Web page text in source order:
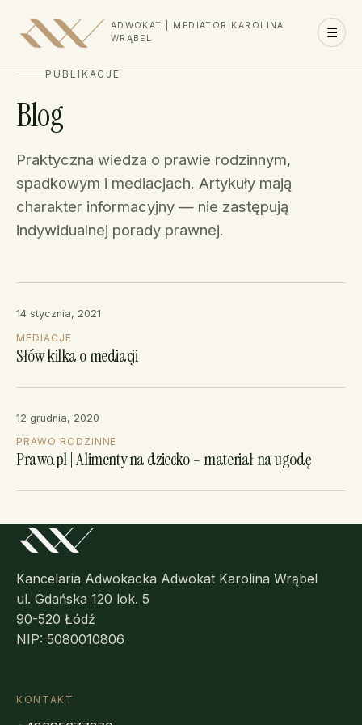
ADWOKAT | MEDIATOR KAROLINA
WRĄBEL
☰
PUBLIKACJE
Blog
Praktyczna wiedza o prawie rodzinnym,
spadkowym i mediacjach. Artykuły mają
charakter informacyjny — nie zastępują
indywidualnej porady prawnej.
14 stycznia, 2021
MEDIACJE
Słów kilka o mediacji
12 grudnia, 2020
PRAWO RODZINNE
Prawo.pl | Alimenty na dziecko – materiał na ugodę
Kancelaria Adwokacka Adwokat Karolina Wrąbel
ul. Gdańska 120 lok. 5
90-520 Łódź
NIP: 5080010806
KONTAKT